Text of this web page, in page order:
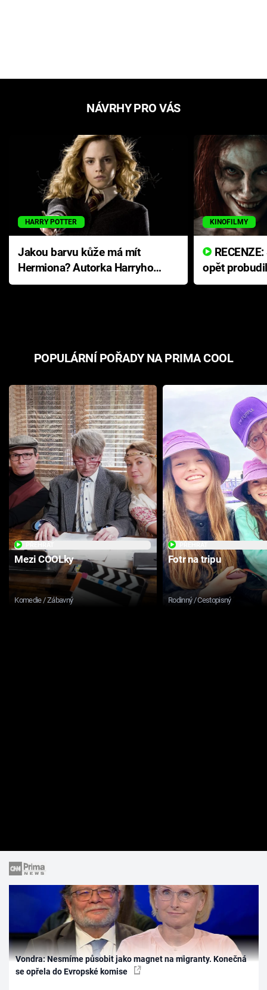
NÁVRHY PRO VÁS
HARRY POTTER
Jakou barvu kůže má mít
Hermiona? Autorka Harryho
Pottera přišla s ráznou
KINOFILMY
opět
přichází s
POPULÁRNÍ POŘADY NA PRIMA COOL
Mezi COOLky
Komedie / Zábavný
Fotr na tripu
Rodinný / Cestopisný
Vondra: Nesmíme působit jako magnet na migranty. Konečná
se opřela do Evropské komise